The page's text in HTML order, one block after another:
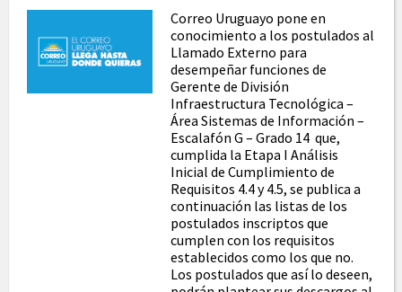
Correo Uruguayo pone en
conocimiento a los postulados al
Llamado Externo para
desempeñar funciones de
Gerente de División
Infraestructura Tecnológica –
Área Sistemas de Información –
Escalafón G – Grado 14 que,
cumplida la Etapa I Análisis
Inicial de Cumplimiento de
Requisitos 4.4 y 4.5, se publica a
continuación las listas de los
postulados inscriptos que
cumplen con los requisitos
establecidos como los que no.
Los postulados que así lo deseen,